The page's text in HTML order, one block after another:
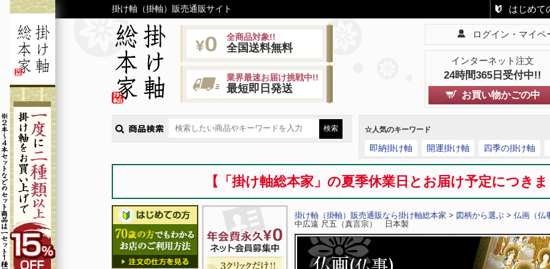
掛け軸（掛軸）販売通販サイト はじめて
全商品対象!!
全国送料無料
業界最速お届け挑戦中!!
最短即日発送
ログイン・マイペ
インターネット注文
24時間365日受付中!!
お買い物かごの中
☆人気のキーワード
即納掛け軸 開運掛け軸 四季の掛け軸
【「掛け軸総本家」の夏季休業日とお届け予定につ
掛け軸（掛軸）販売通販なら掛け軸総本家 > 図柄から選ぶ > 仏画（仏
中広遠 尺五（真言宗） 日本製